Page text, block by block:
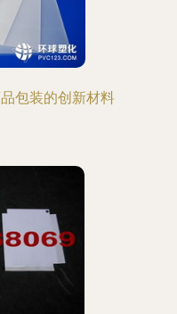
包装的创新材料